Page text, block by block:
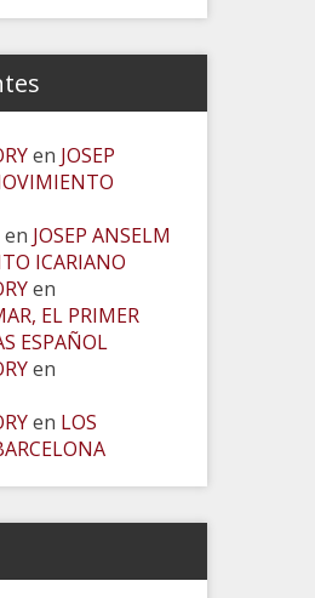
en JOSEP
en JOSEP ANSELM
ICARIANO
en
EL PRIMER
ESPAÑOL
en
en LOS